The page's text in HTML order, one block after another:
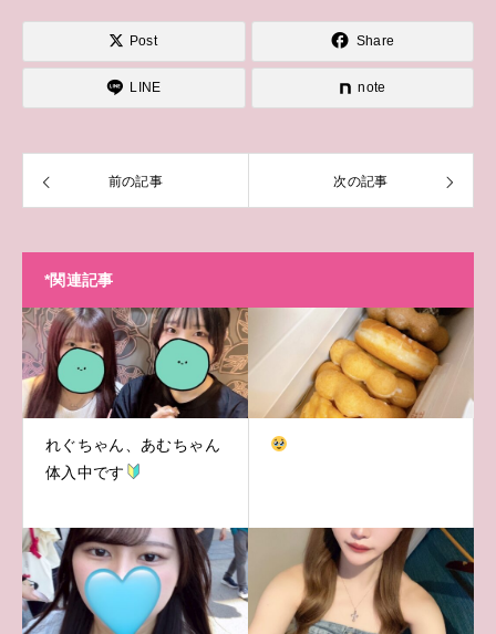
Post Share
LINE note
前の記事 次の記事
*関連記事
れぐちゃん、あむちゃん
体入中です